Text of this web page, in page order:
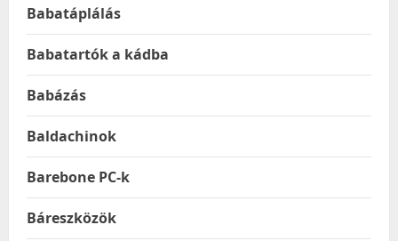
Babatáplálás
Babatartók a kádba
Babázás
Baldachinok
Barebone PC-k
Báreszközök